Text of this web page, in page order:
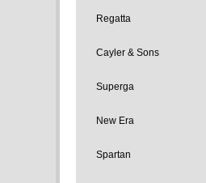
Regatta
Cayler & Sons
Superga
New Era
Spartan